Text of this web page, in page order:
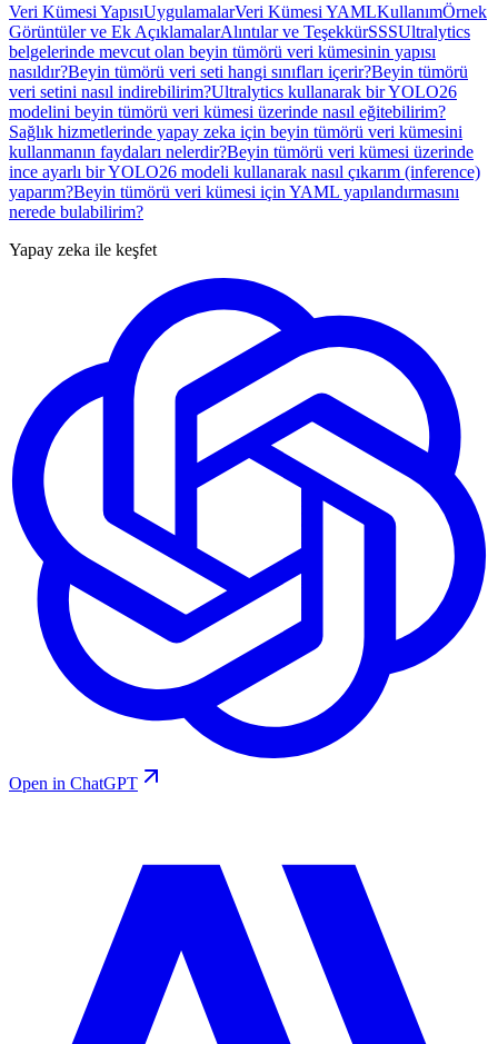
Veri Kümesi YapısıUygulamalarVeri Kümesi YAMLKullanımÖrnek
Görüntüler ve Ek AçıklamalarAlıntılar ve TeşekkürSSSUltralytics
belgelerinde mevcut olan beyin tümörü veri kümesinin yapısı
nasıldır?Beyin tümörü veri seti hangi sınıfları içerir?Beyin tümörü
veri setini nasıl indirebilirim?Ultralytics kullanarak bir YOLO26
modelini beyin tümörü veri kümesi üzerinde nasıl eğitebilirim?
Sağlık hizmetlerinde yapay zeka için beyin tümörü veri kümesini
kullanmanın faydaları nelerdir?Beyin tümörü veri kümesi üzerinde
ince ayarlı bir YOLO26 modeli kullanarak nasıl çıkarım (inference)
yaparım?Beyin tümörü veri kümesi için YAML yapılandırmasını
nerede bulabilirim?
Yapay zeka ile keşfet
Open in ChatGPT